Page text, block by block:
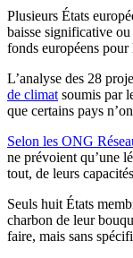
Plusieurs États
baisse significative
fonds européens
L’analyse des 28
de climat soumis par
que certains pays
Selon les ONG
ne prévoient qu’une
tout, de leurs
Seuls huit États
charbon de leur
faire, mais sans